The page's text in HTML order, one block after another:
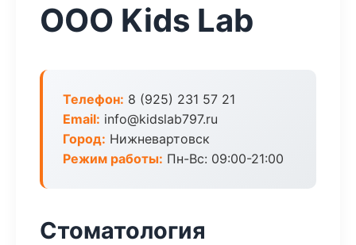
ООО Kids Lab
Телефон: 8 (925) 231 57 21
Email: info@kidslab797.ru
Город: Нижневартовск
Режим работы: Пн-Вс: 09:00-21:00
Стоматология